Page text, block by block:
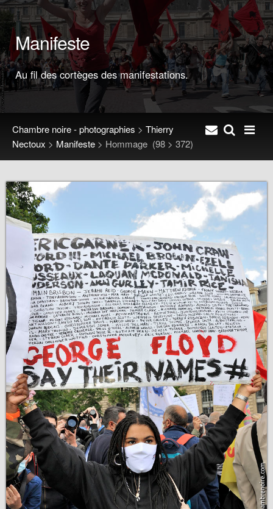
Manifeste
Au fil des cortèges des manifestations.
Chambre noire - photographies > Thierry
Nectoux > Manifeste > Hommage (98 > 372)